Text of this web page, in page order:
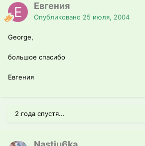
Евгения
Опубликовано 25 июля, 2004
George,
большое спасибо
Евгения
2 года спустя...